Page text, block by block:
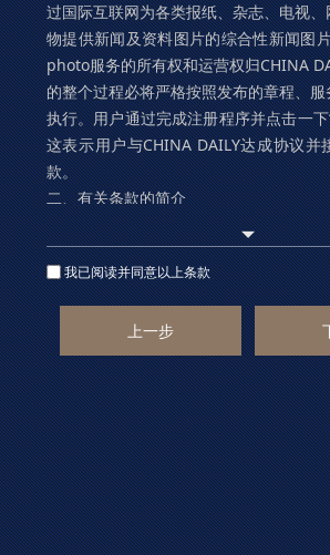
过国际互联网为各类报纸、杂志、电视
物提供新闻及资料图片的综合性新闻图
photo服务的所有权和运营权归CHINA
的整个过程必将严格按照发布的章程、
执行。用户通过完成注册程序并点击一
这表示用户与CHINA DAILY达成协议并
款。
二、有关条款的简介
Asianewsphoto运用自己的操作系
络为用户提供各项服务。考虑到
要性，用户同意：
1．提供及时、详尽及准确的个人资
2．个人更新的注册资料，符合及时
求。所有原始输入的资料将引用为注册
hoto保留终止用户使用Asianewsphoto
用户在享用Asianewsphoto各项服务的
anewsphoto提供的各类信息服务。
三、关于条款的修改
Asianewsphoto会在必要时修改服
sphoto服务条款一旦发生变动，会在用
前的页面提示修改内容。如果您同意
我已阅读并同意以上条款
上一步